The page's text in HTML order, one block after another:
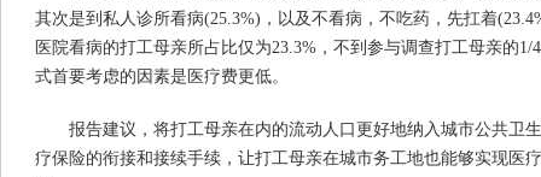
其次是到私人诊所看病(25.3%)，以及不看病，不吃药，先扛着
医院看病的打工母亲所占比仅为23.3%，不到参与调查打工母亲的1/
式首要考虑的因素是医疗费更低。
报告建议，将打工母亲在内的流动人口更好地纳入城市公共卫
疗保险的衔接和接续手续，让打工母亲在城市务工地也能够实现医